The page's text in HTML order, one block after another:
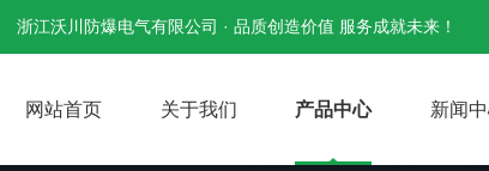
浙江沃川防爆电气有限公司 · 品质创造价值 服务成就未来！
网站首页 关于我们 产品中心 新闻